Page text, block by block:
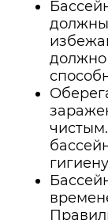
должны
должно